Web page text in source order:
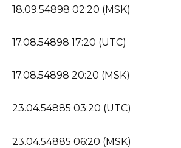
18.09.54898 02:20 (MSK)
17.08.54898 17:20 (UTC)
17.08.54898 20:20 (MSK)
23.04.54885 03:20 (UTC)
23.04.54885 06:20 (MSK)